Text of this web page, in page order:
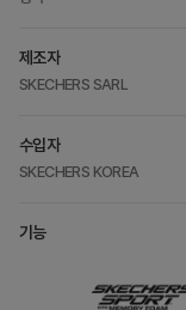
제조자
SKECHERS SARL
수입자
SKECHERS KOREA
기능